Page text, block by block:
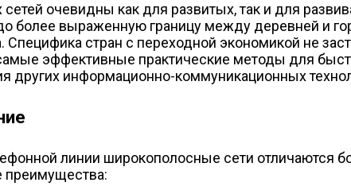
очевидны как для развитых, так и для
более выраженную границу между деревней и
стран с переходной экономикой не
эффективные практические методы для
других информационно-коммуникационных
линии широкополосные сети отличаются
преимущества: